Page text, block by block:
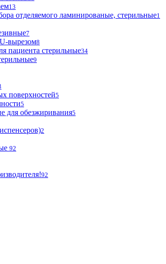
13
отделяемого ламинированые, стерильные1
7
вырезом8
пациента стерильные34
9
поверхностей5
5
для обезжиривания5
2
92
92